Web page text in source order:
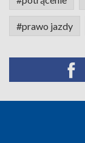
#prawo jazdy